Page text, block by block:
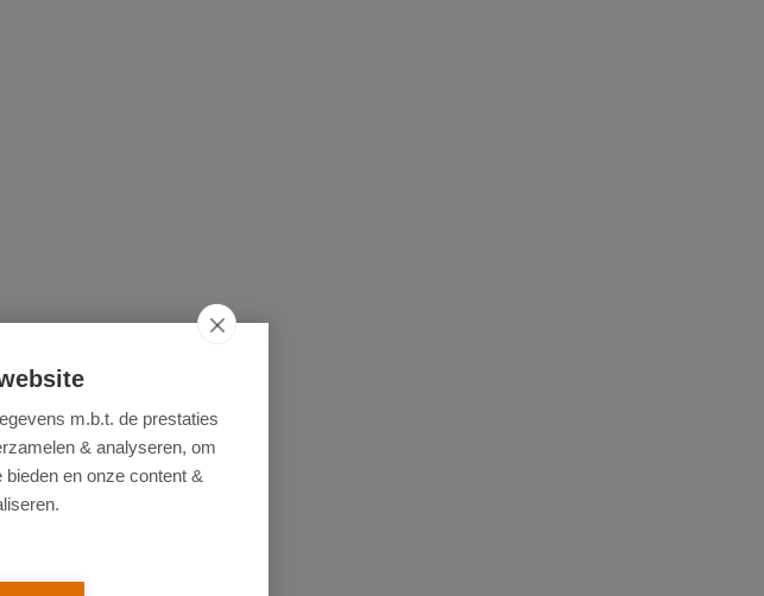
m.b.t. de prestaties
& analyseren, om
en onze content &